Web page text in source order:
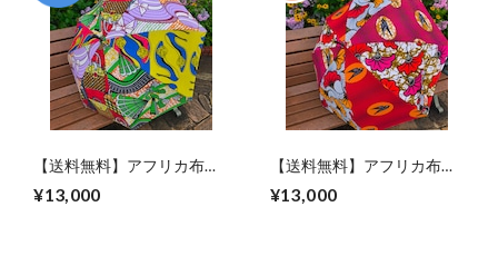
【送料無料】アフリカ布パ
¥13,000
【送料無料】アフリカ布パ
¥13,000